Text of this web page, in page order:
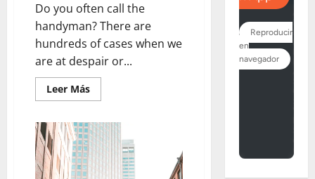
Do you often call the
handyman? There are
hundreds of cases when we
are at despair or...
Leer MásLeer
más
Emerging
Global
Trends
in
Leather